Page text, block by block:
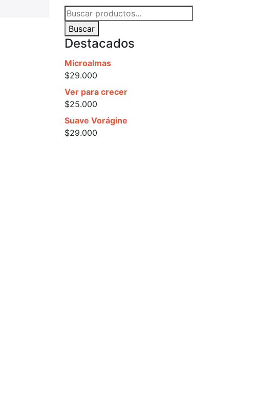
Buscar
por:
Buscar
Destacados
Microalmas
$29.000
Ver para crecer
$25.000
Suave Vorágine
$29.000